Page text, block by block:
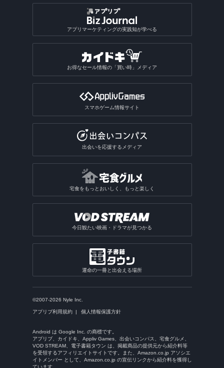
アプリマーケティングの実践知が学べる
お得なセール情報の「買い時」メディア
スマホゲーム情報サイト
出会いを応援するメディア
宅食をもっとおいしく、もっと楽しく
今日観たい映画・ドラマが見つかる
運命の一冊と出会える場所
©2007-2026 Nyle Inc.
アプリブ利用規約 個人情報保護方針
Android は Google Inc. の商標です。
アプリブ、カイドキ、Appliv Games、出会いコンパス、宅食グルメ、
VOD STREAM、電子書籍タウン は、掲載商品の提供元から紹介料等
を受領するアフィリエイトサイトです。また、Amazon.co.jp アソシエ
イトメンバー として、Amazon.co.jp の宣伝リンクから紹介料を獲得し